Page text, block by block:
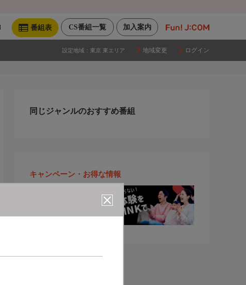
加入案内
CS番組一覧
番組表
設定地域： 東京 東エリア 地域変更 ログイン
同じジャンルのおすすめ番組
キャンペーン・お得な情報